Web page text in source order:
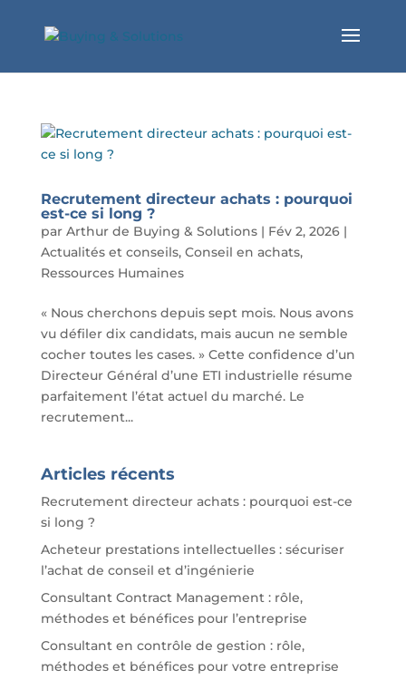
Recrutement directeur achats : pourquoi
est-ce si long ?
par Arthur de Buying & Solutions| Fév 2, 2026|
Actualités et conseils, Conseil en achats,
Ressources Humaines
« Nous cherchons depuis sept mois. Nous avons
vu défiler dix candidats, mais aucun ne semble
cocher toutes les cases. » Cette confidence d’un
Directeur Général d’une ETI industrielle résume
parfaitement l’état actuel du marché. Le
recrutement...
Articles récents
Recrutement directeur achats : pourquoi est-ce
si long ?
Acheteur prestations intellectuelles : sécuriser
l’achat de conseil et d’ingénierie
Consultant Contract Management : rôle,
méthodes et bénéfices pour l’entreprise
Consultant en contrôle de gestion : rôle,
méthodes et bénéfices pour votre entreprise